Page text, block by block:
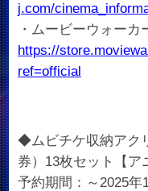
j.com/
・ムービーウォーカ
https://
ref=official
◆ムビチケ収納アク
券）13枚セット【
予約期間：～2025年